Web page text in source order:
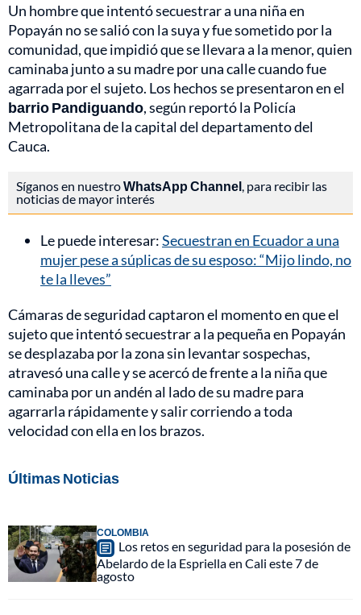
Un hombre que intentó secuestrar a una niña en
Popayán no se salió con la suya y fue sometido por la
comunidad, que impidió que se llevara a la menor, quien
caminaba junto a su madre por una calle cuando fue
agarrada por el sujeto. Los hechos se presentaron en el
barrio Pandiguando, según reportó la Policía
Metropolitana de la capital del departamento del
Cauca.
Síganos en nuestroWhatsApp Channel , para recibir las
noticias de mayor interés
Le puede interesar:Secuestran en Ecuador a una
mujer pese a súplicas de su esposo: “Mijo lindo, no
te la lleves”
Cámaras de seguridad captaron el momento en que el
sujeto que intentó secuestrar a la pequeña en Popayán
se desplazaba por la zona sin levantar sospechas,
atravesó una calle y se acercó de frente a la niña que
caminaba por un andén al lado de su madre para
agarrarla rápidamente y salir corriendo a toda
velocidad con ella en los brazos.
Últimas Noticias
COLOMBIA
Los retos en seguridad para la posesión de
Abelardo de la Espriella en Cali este 7 de
agosto